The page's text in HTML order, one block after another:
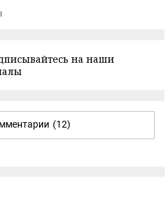
на наши
(12)